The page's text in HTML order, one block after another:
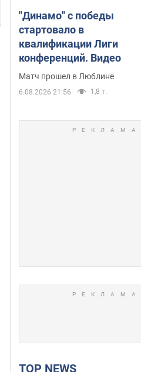
"Динамо" с победы
стартовало в
квалификации Лиги
конференций. Видео
Матч прошел в Люблине
6.08.2026 21:56 1,8 т.
TOP NEWS